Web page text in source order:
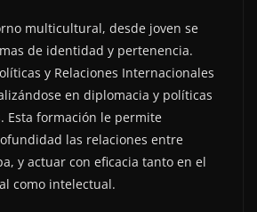
multicultural, desde joven se
de identidad y pertenencia.
y Relaciones Internacionales
en diplomacia y políticas
Esta formación le permite
las relaciones entre
y actuar con eficacia tanto en el
como intelectual.